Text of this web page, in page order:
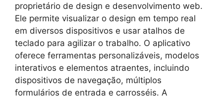
proprietário de design e desenvolvimento web.
Ele permite visualizar o design em tempo real
em diversos dispositivos e usar atalhos de
teclado para agilizar o trabalho. O aplicativo
oferece ferramentas personalizáveis, modelos
interativos e elementos atraentes, incluindo
dispositivos de navegação, múltiplos
formulários de entrada e carrosséis. A